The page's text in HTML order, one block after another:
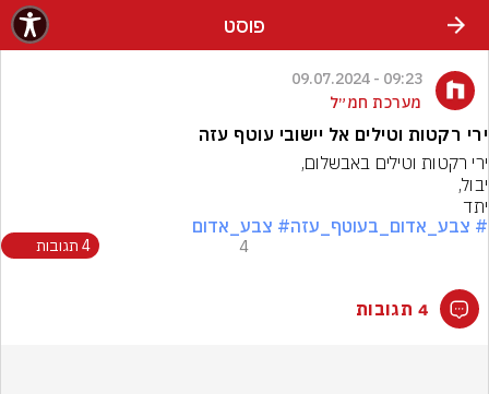
פוסט
09:23 - 09.07.2024
מערכת חמ״ל
ירי רקטות וטילים אל יישובי עוטף עזה
יתד
# צבע_אדום_בעוטף_עזה# צבע_אדום
4 4 תגובות
4 תגובות